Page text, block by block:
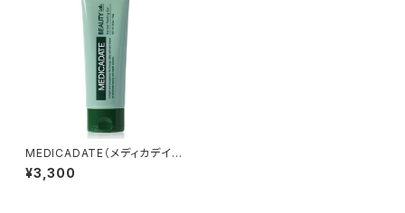
MEDICADATE（メディカデイ
ト）ハーブピーリングジェル
¥3,300